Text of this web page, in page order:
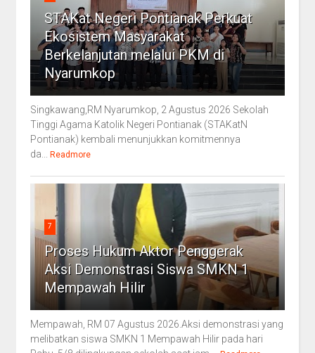
STAKat Negeri Pontianak Perkuat
Ekosistem Masyarakat
Berkelanjutan melalui PKM di
Nyarumkop
Singkawang,RM Nyarumkop, 2 Agustus 2026 Sekolah
Tinggi Agama Katolik Negeri Pontianak (STAKatN
Pontianak) kembali menunjukkan komitmennya
da...
Readmore
7
Proses Hukum Aktor Penggerak
Aksi Demonstrasi Siswa SMKN 1
Mempawah Hilir
Mempawah, RM 07 Agustus 2026.Aksi demonstrasi yang
melibatkan siswa SMKN 1 Mempawah Hilir pada hari